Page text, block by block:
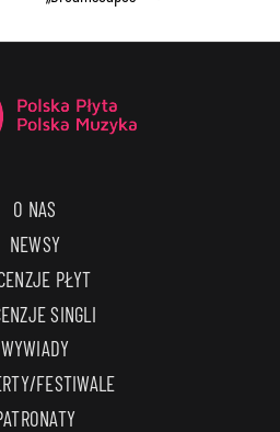
O NAS
NEWSY
PŁYT
SINGLI
WYWIADY
FESTIWALE